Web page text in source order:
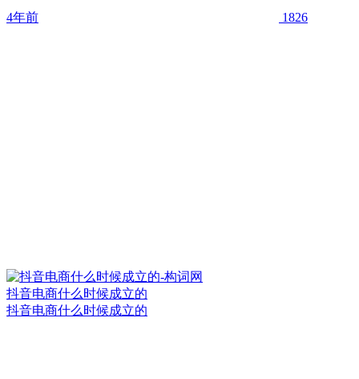
4年前 1826
抖音电商什么时候成立的
抖音电商什么时候成立的